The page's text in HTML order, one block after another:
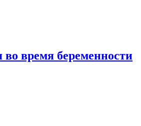
во время беременности